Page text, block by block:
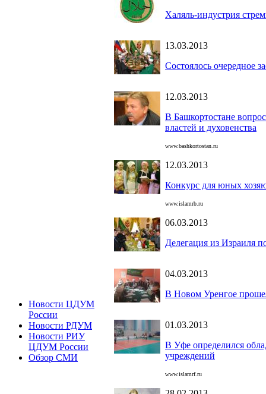
Новости ЦДУМ
России
Новости РДУМ
Новости РИУ
ЦДУМ России
Обзор СМИ
Халяль-индустрия
13.03.2013
Состоялось очередное
12.03.2013
В Башкортостане
властей и духовенства
www.bashkortostan.ru
12.03.2013
Конкурс для юных
www.islamrb.ru
06.03.2013
Делегация из Израиля
04.03.2013
В Новом Уренгое
01.03.2013
В Уфе определился
учреждений
www.islamrf.ru